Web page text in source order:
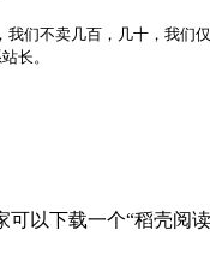
们不卖几百，几十，我们
长。
以下载一个“稻壳阅